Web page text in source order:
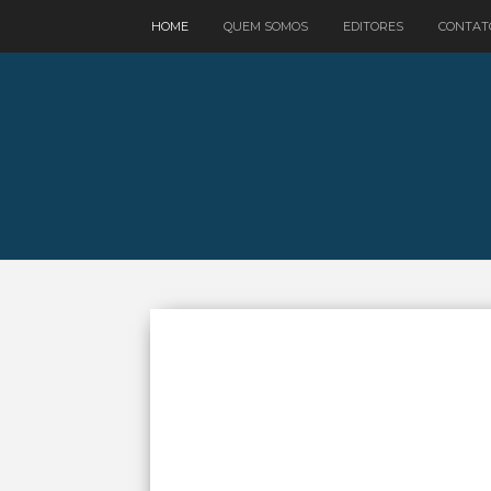
HOME QUEM SOMOS EDITORES